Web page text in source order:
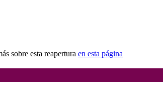
sobre esta reapertura en esta página